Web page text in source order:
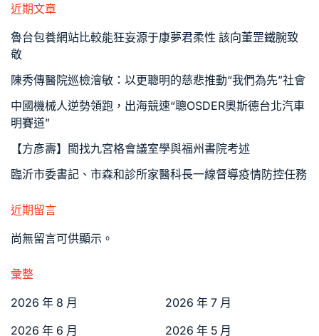
近期文章
魯台包養網站比較能狂妄源于康夢君柔性 該向董罡鐵腕致
敬
陳秀傳醫院巡檢澮敏：以更聰明的慈悲推動“我們為先”社會
中國機械人逆勢領跑，出海競速“聰OSDER奧斯德台北汽車
明賽道”
【方彥壽】閩找九宮格會議室學與福州書院考述
臨沂市委書記、市森和診所家醫科長一線督導疫情防控任務
近期留言
尚無留言可供顯示。
彙整
2026 年 8 月
2026 年 7 月
2026 年 6 月
2026 年 5 月